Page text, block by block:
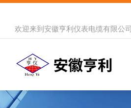
欢迎来到 安徽亨利仪表电缆有限公司